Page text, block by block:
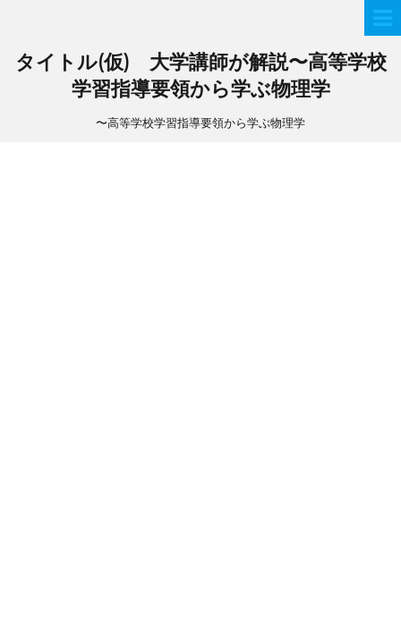
タイトル(仮) 大学講師が解説〜高等学校
学習指導要領から学ぶ物理学
〜高等学校学習指導要領から学ぶ物理学